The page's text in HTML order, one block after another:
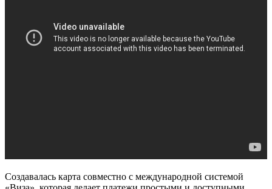
Создавалась карта совместно с международной системой